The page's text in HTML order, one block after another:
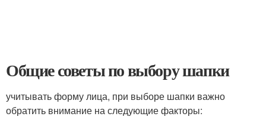
Общие советы по выбору шапки
учитывать форму лица, при выборе шапки важно
обратить внимание на следующие факторы: